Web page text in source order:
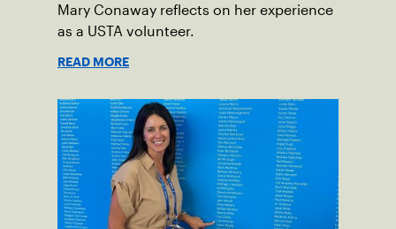
Mary Conaway reflects on her experience
as a USTA volunteer.
READ MORE